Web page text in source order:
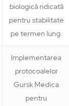
biologică ridicată
pentru stabilitate
pe termen lung.
Implementarea
protocoalelor
Gursk Medica
pentru